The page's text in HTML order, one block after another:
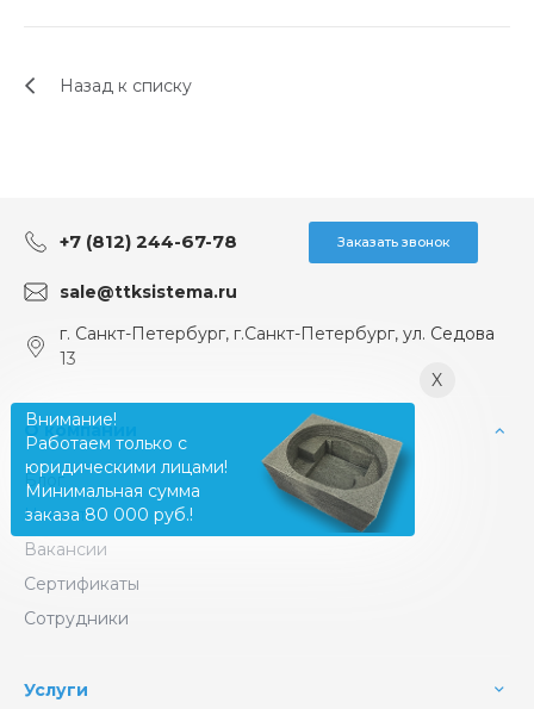
Назад к списку
+7 (812) 244-67-78 Заказать звонок
sale@ttksistema.ru
г. Санкт-Петербург, г.Санкт-Петербург, ул. Седова
13
О компании
Блог
Новости
Вакансии
Сертификаты
Сотрудники
Услуги
X
Внимание!
Работаем только с
юридическими лицами!
Минимальная сумма
заказа 80 000 руб.!